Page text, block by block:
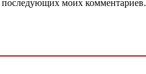
последующих моих комментариев.